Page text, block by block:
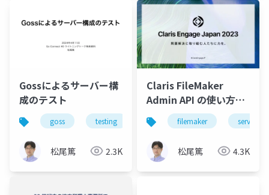
Gossによるサーバー構
成のテスト
goss testing golang
松尾篤 2.3K
Claris FileMaker
Admin API の使い方と
最新情報filemaker server
松尾篤 4.3K